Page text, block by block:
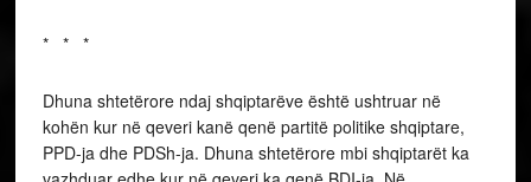
* * *
Dhuna shtetërore ndaj shqiptarëve është ushtruar në
kohën kur në qeveri kanë qenë partitë politike shqiptare,
PPD-ja dhe PDSh-ja. Dhuna shtetërore mbi shqiptarët ka